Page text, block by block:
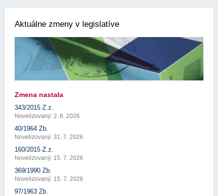
Aktuálne zmeny v legislatíve
Zmena nastala
343/2015 Z.z.
Novelizovaný: 2. 8. 2026
40/1964 Zb.
Novelizovaný: 31. 7. 2026
160/2015 Z.z.
Novelizovaný: 15. 7. 2026
369/1990 Zb.
Novelizovaný: 15. 7. 2026
97/1963 Zb.